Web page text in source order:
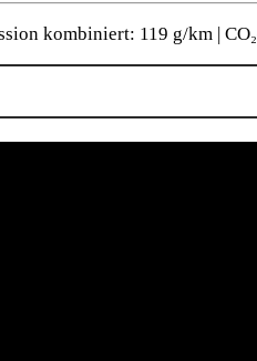
kombiniert: 119 g/km |